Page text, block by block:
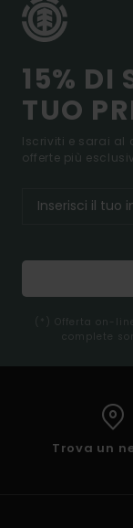
15% DI
TUO
Iscriviti e sarai al
offerte più
(*) Offerta on-
complete
Trova un